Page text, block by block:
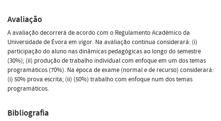
Avaliação
A avaliação decorrerá de acordo com o Regulamento Académico da
Universidade de Évora em vigor. Na avaliação continua considerará: (i)
participação do aluno nas dinâmicas pedagógicas ao longo do semestre
(30%); (ii) produção de trabalho individual com enfoque em um dos temas
programáticos (70%). Na época de exame (normal e de recurso) considerará:
(i) 50% prova escrita; (ii) (50%) trabalho com enfoque num dos temas
programáticos.
Bibliografia